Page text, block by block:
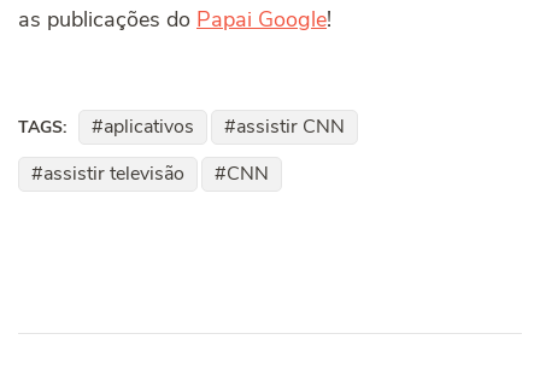
as publicações do Papai Google!
TAGS: aplicativos
assistir CNN
assistir televisão
CNN
Navigation